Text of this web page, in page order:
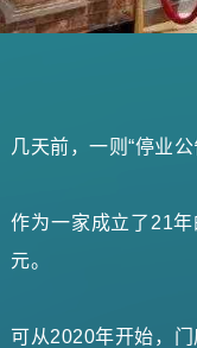
几天前，一则“停业
作为一家成立了21
元。
可从2020年开始，